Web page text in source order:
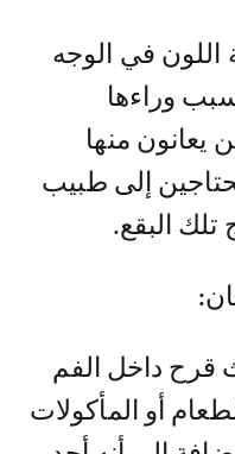
اللون في الوجه
وراءها
يعانون منها
إلى طبيب
تلك البقع.
قرح داخل الفم
أو المأكولات